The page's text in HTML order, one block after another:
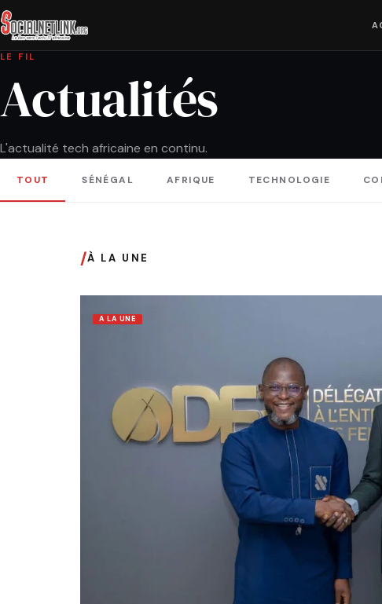
LE FIL
Actualités
L'actualité tech africaine en continu.
TOUT SÉNÉGAL AFRIQUE TECHNOLOGIE
/À LA UNE
A LA UNE